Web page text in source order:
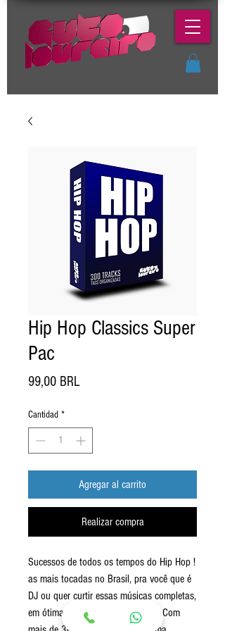
Hip Hop Classics Super
Pac
99,00 BRLPrecio
Cantidad *
Agregar al carrito
Realizar compra
Sucessos de todos os tempos do Hip Hop !
as mais tocadas no Brasil, pra você que é
DJ ou quer curtir essas músicas completas,
em ótima qualidade, onde quiser ! Com